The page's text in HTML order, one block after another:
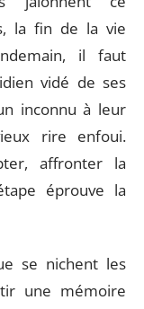
la fin de la vie
il faut
vidé de ses
inconnu à leur
rire enfoui.
affronter la
éprouve la
se nichent les
une mémoire